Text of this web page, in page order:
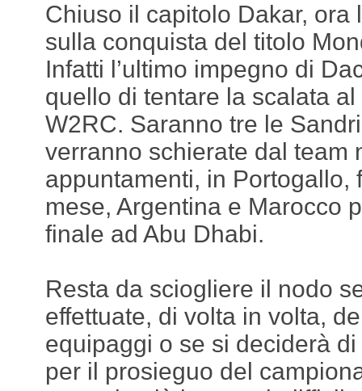
Chiuso il capitolo Dakar, ora
sulla conquista del titolo
Infatti l’ultimo impegno di
quello di tentare la scalata
W2RC. Saranno tre le
verranno schierate dal team
appuntamenti, in Portogallo,
mese, Argentina e Marocco
finale ad Abu Dhabi.
Resta da sciogliere il nodo
effettuate, di volta in volta,
equipaggi o se si deciderà
per il prosieguo del